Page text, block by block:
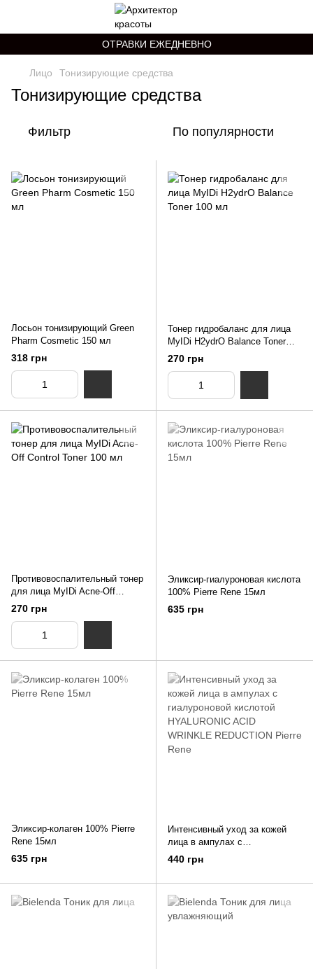
ОТРАВКИ ЕЖЕДНЕВНО
Лицо Тонизирующие средства
Тонизирующие средства
Фильтр По популярности
Лосьон тонизирующий Green
Pharm Cosmetic 150 мл
318 грн
Тонер гидробаланс для лица
MyIDi H2ydrO Balance Toner
100 мл
270 грн
Противовоспалительный тонер
для лица MyIDi Acne-Off
Control Toner 100 мл
270 грн
Эликсир-гиалуроновая кислота
100% Pierre Rene 15мл
635 грн
Эликсир-колаген 100% Pierre
Rene 15мл
635 грн
Интенсивный уход за кожей
лица в ампулах с
гиалуроновой кислотой
HYALURONIC ACID WRINKLE
440 грн